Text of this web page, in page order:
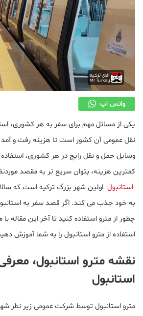
واتس اپ
یکی از مسائل مهم برای سفر به هر کشوری،
نقل عمومی آن کشور است تا هزینه رفت و آمد
وسایل حمل و نقل رایج در هر کشوری، استفاده
کمترین هزینه، بتوان سریع تر به مقصد
استانبول اولین شهر بزرگ ترکیه است که
به خود جذب می کند. اگر قصد سفر به استانبول
چطور از مترو استفاده کنید تا آخر این مقاله با
استفاده از مترو استانبول را به شما آموزش
نقشه مترو استانبول،
استانبول
مترو استانبول توسط شرکت عمومی زیر نظر